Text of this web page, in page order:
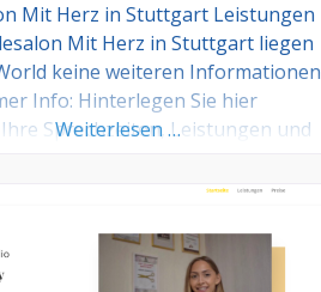
Mit Herz in Stuttgart Leistungen
Mit Herz in Stuttgart liegen
keine weiteren Informationen
Info: Hinterlegen Sie hier
Sprechzeiten, Leistungen und
dieses Hundesalons? Dann teilen
unten mit anderen
innen!
Weiterlesen …